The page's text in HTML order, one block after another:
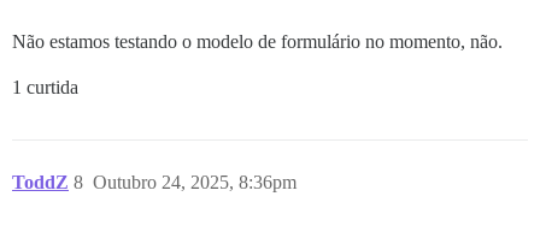
Não estamos testando o modelo de formulário no momento, não.
1 curtida
ToddZ Outubro 24, 2025, 8:36pm
8